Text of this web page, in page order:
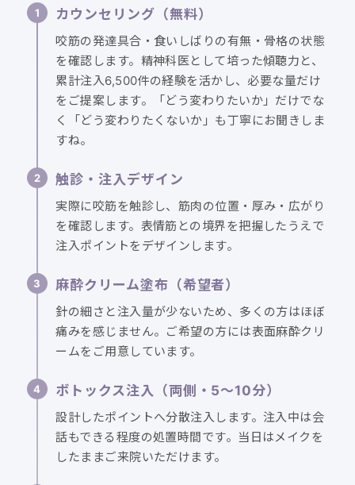
カウンセリング（無料）
咬筋の発達具合・食いしばりの有無・骨格の状態
を確認します。精神科医として培った傾聴力と、
累計注入6,500件の経験を活かし、必要な量だけ
をご提案します。「どう変わりたいか」だけでな
く「どう変わりたくないか」も丁寧にお聞きしま
すね。
触診・注入デザイン
実際に咬筋を触診し、筋肉の位置・厚み・広がり
を確認します。表情筋との境界を把握したうえで
注入ポイントをデザインします。
麻酔クリーム塗布（希望者）
針の細さと注入量が少ないため、多くの方はほぼ
痛みを感じません。ご希望の方には表面麻酔クリ
ームをご用意しています。
ボトックス注入（両側・5〜10分）
設計したポイントへ分散注入します。注入中は会
話もできる程度の処置時間です。当日はメイクを
したままご来院いただけます。